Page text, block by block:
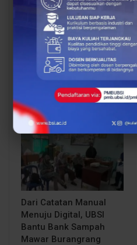
UBSI Buka Call for
Papers ICAISD 2026,
Dorong Riset Teknologi
dan Keamanan Siber…
BERITA
Dari Catatan Manual
Menuju Digital, UBSI
Bantu Bank Sampah
Mawar Burangrang